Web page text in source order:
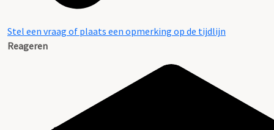
Stel een vraag of plaats een opmerking op de tijdlijn
Reageren